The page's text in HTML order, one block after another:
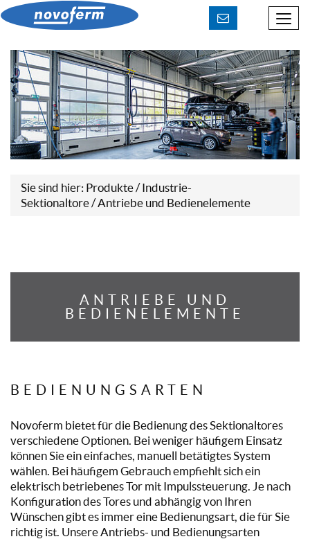
Downloads
Sie sind hier: Produkte /Industrie-
Sektionaltore / Antriebe und Bedienelemente
ANTRIEBE UND
BEDIENELEMENTE
BEDIENUNGSARTEN
Novoferm bietet für die Bedienung des Sektionaltores
verschiedene Optionen. Bei weniger häufigem Einsatz
können Sie ein einfaches, manuell betätigtes System
wählen. Bei häufigem Gebrauch empfiehlt sich ein
elektrisch betriebenes Tor mit Impulssteuerung. Je nach
Konfiguration des Tores und abhängig von Ihren
Wünschen gibt es immer eine Bedienungsart, die für Sie
richtig ist. Unsere Antriebs- und Bedienungsarten